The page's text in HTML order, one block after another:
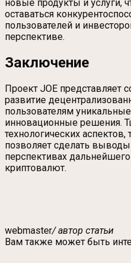
новые продукты и услуги,
оставаться
пользователей и
перспективе.
Заключение
Проект JOE представляет
развитие
пользователям
инновационные решения.
технологических
позволяет сделать
перспективах
криптовалют.
webmaster/ автор статьи
Вам также может быть